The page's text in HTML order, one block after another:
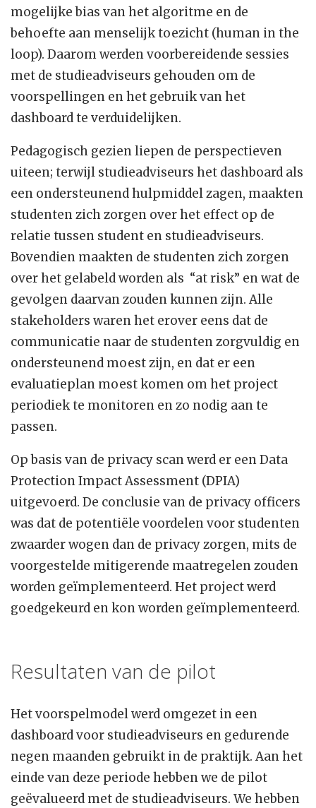
mogelijke bias van het algoritme en de
behoefte aan menselijk toezicht (human in the
loop). Daarom werden voorbereidende sessies
met de studieadviseurs gehouden om de
voorspellingen en het gebruik van het
dashboard te verduidelijken.
Pedagogisch gezien liepen de perspectieven
uiteen; terwijl studieadviseurs het dashboard als
een ondersteunend hulpmiddel zagen, maakten
studenten zich zorgen over het effect op de
relatie tussen student en studieadviseurs.
Bovendien maakten de studenten zich zorgen
over het gelabeld worden als “at risk” en wat de
gevolgen daarvan zouden kunnen zijn. Alle
stakeholders waren het erover eens dat de
communicatie naar de studenten zorgvuldig en
ondersteunend moest zijn, en dat er een
evaluatieplan moest komen om het project
periodiek te monitoren en zo nodig aan te
passen.
Op basis van de privacy scan werd er een Data
Protection Impact Assessment (DPIA)
uitgevoerd. De conclusie van de privacy officers
was dat de potentiële voordelen voor studenten
zwaarder wogen dan de privacy zorgen, mits de
voorgestelde mitigerende maatregelen zouden
worden geïmplementeerd. Het project werd
goedgekeurd en kon worden geïmplementeerd.
Resultaten van de pilot
Het voorspelmodel werd omgezet in een
dashboard voor studieadviseurs en gedurende
negen maanden gebruikt in de praktijk. Aan het
einde van deze periode hebben we de pilot
geëvalueerd met de studieadviseurs. We hebben